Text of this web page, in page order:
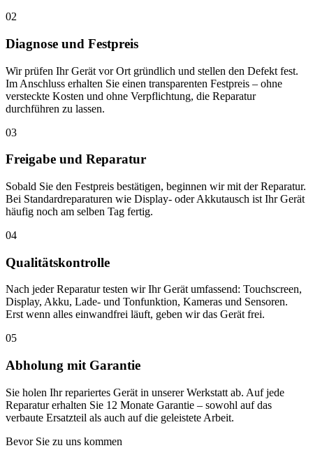
02
Diagnose und Festpreis
Wir prüfen Ihr Gerät vor Ort gründlich und stellen den Defekt fest.
Im Anschluss erhalten Sie einen transparenten Festpreis – ohne
versteckte Kosten und ohne Verpflichtung, die Reparatur
durchführen zu lassen.
03
Freigabe und Reparatur
Sobald Sie den Festpreis bestätigen, beginnen wir mit der Reparatur.
Bei Standardreparaturen wie Display- oder Akkutausch ist Ihr Gerät
häufig noch am selben Tag fertig.
04
Qualitätskontrolle
Nach jeder Reparatur testen wir Ihr Gerät umfassend: Touchscreen,
Display, Akku, Lade- und Tonfunktion, Kameras und Sensoren.
Erst wenn alles einwandfrei läuft, geben wir das Gerät frei.
05
Abholung mit Garantie
Sie holen Ihr repariertes Gerät in unserer Werkstatt ab. Auf jede
Reparatur erhalten Sie 12 Monate Garantie – sowohl auf das
verbaute Ersatzteil als auch auf die geleistete Arbeit.
Bevor Sie zu uns kommen